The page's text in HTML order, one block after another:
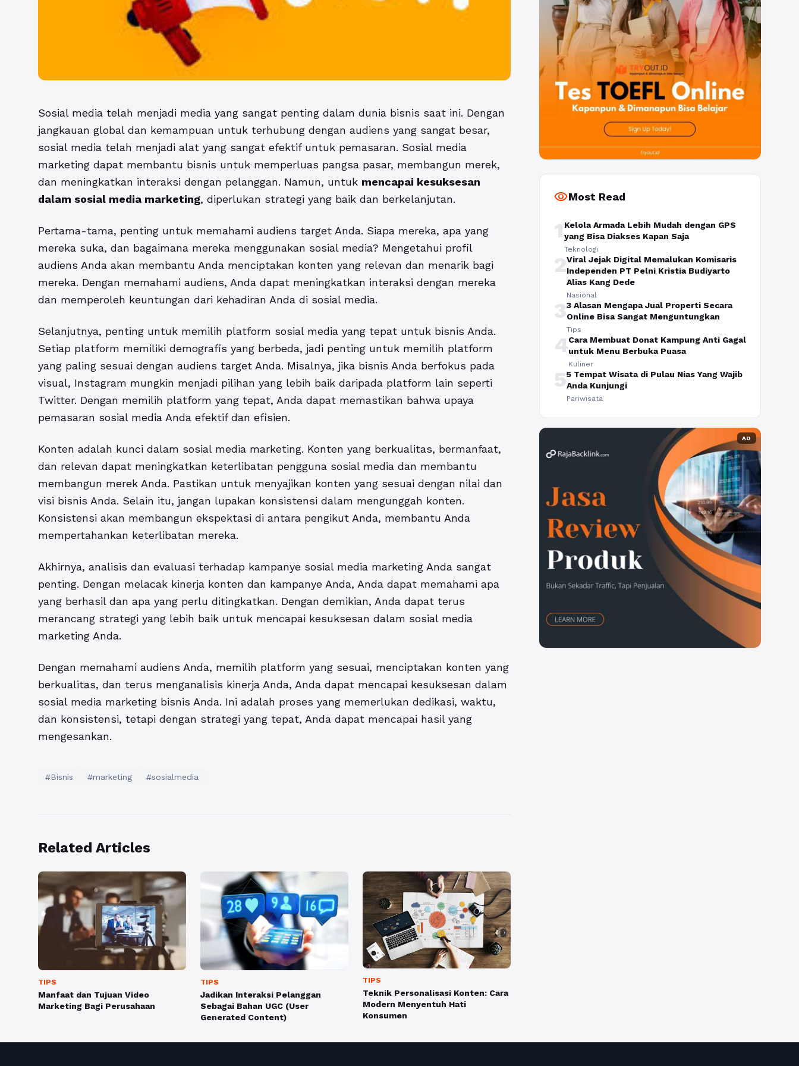
Sosial media telah menjadi media yang sangat penting dalam dunia bisnis saat ini. Dengan
jangkauan global dan kemampuan untuk terhubung dengan audiens yang sangat besar,
sosial media telah menjadi alat yang sangat efektif untuk pemasaran. Sosial media
marketing dapat membantu bisnis untuk memperluas pangsa pasar, membangun merek,
dan meningkatkan interaksi dengan pelanggan. Namun, untuk mencapai kesuksesan
dalam sosial media marketing, diperlukan strategi yang baik dan berkelanjutan.
Pertama-tama, penting untuk memahami audiens target Anda. Siapa mereka, apa yang
mereka suka, dan bagaimana mereka menggunakan sosial media? Mengetahui profil
audiens Anda akan membantu Anda menciptakan konten yang relevan dan menarik bagi
mereka. Dengan memahami audiens, Anda dapat meningkatkan interaksi dengan mereka
dan memperoleh keuntungan dari kehadiran Anda di sosial media.
Selanjutnya, penting untuk memilih platform sosial media yang tepat untuk bisnis Anda.
Setiap platform memiliki demografis yang berbeda, jadi penting untuk memilih platform
yang paling sesuai dengan audiens target Anda. Misalnya, jika bisnis Anda berfokus pada
visual, Instagram mungkin menjadi pilihan yang lebih baik daripada platform lain seperti
Twitter. Dengan memilih platform yang tepat, Anda dapat memastikan bahwa upaya
pemasaran sosial media Anda efektif dan efisien.
Konten adalah kunci dalam sosial media marketing. Konten yang berkualitas, bermanfaat,
dan relevan dapat meningkatkan keterlibatan pengguna sosial media dan membantu
membangun merek Anda. Pastikan untuk menyajikan konten yang sesuai dengan nilai dan
visi bisnis Anda. Selain itu, jangan lupakan konsistensi dalam mengunggah konten.
Konsistensi akan membangun ekspektasi di antara pengikut Anda, membantu Anda
mempertahankan keterlibatan mereka.
Akhirnya, analisis dan evaluasi terhadap kampanye sosial media marketing Anda sangat
penting. Dengan melacak kinerja konten dan kampanye Anda, Anda dapat memahami apa
yang berhasil dan apa yang perlu ditingkatkan. Dengan demikian, Anda dapat terus
merancang strategi yang lebih baik untuk mencapai kesuksesan dalam sosial media
marketing Anda.
Dengan memahami audiens Anda, memilih platform yang sesuai, menciptakan konten yang
berkualitas, dan terus menganalisis kinerja Anda, Anda dapat mencapai kesuksesan dalam
sosial media marketing bisnis Anda. Ini adalah proses yang memerlukan dedikasi, waktu,
dan konsistensi, tetapi dengan strategi yang tepat, Anda dapat mencapai hasil yang
mengesankan.
#Bisnis #marketing #sosialmedia
Related Articles
TIPS
Manfaat dan Tujuan Video
Marketing Bagi Perusahaan
TIPS
Jadikan Interaksi Pelanggan
Sebagai Bahan UGC (User
Generated Content)
TIPS
Teknik Personalisasi Konten: Cara
Modern Menyentuh Hati
Konsumen
visibilityMost Read
1 Kelola Armada Lebih Mudah dengan GPS
yang Bisa Diakses Kapan Saja
Teknologi
2Viral Jejak Digital Memalukan Komisaris
Independen PT Pelni Kristia Budiyarto
Alias Kang Dede
Nasional
33 Alasan Mengapa Jual Properti Secara
Online Bisa Sangat Menguntungkan
Tips
4Cara Membuat Donat Kampung Anti Gagal
untuk Menu Berbuka Puasa
Kuliner
55 Tempat Wisata di Pulau Nias Yang Wajib
Anda Kunjungi
Pariwisata
AD